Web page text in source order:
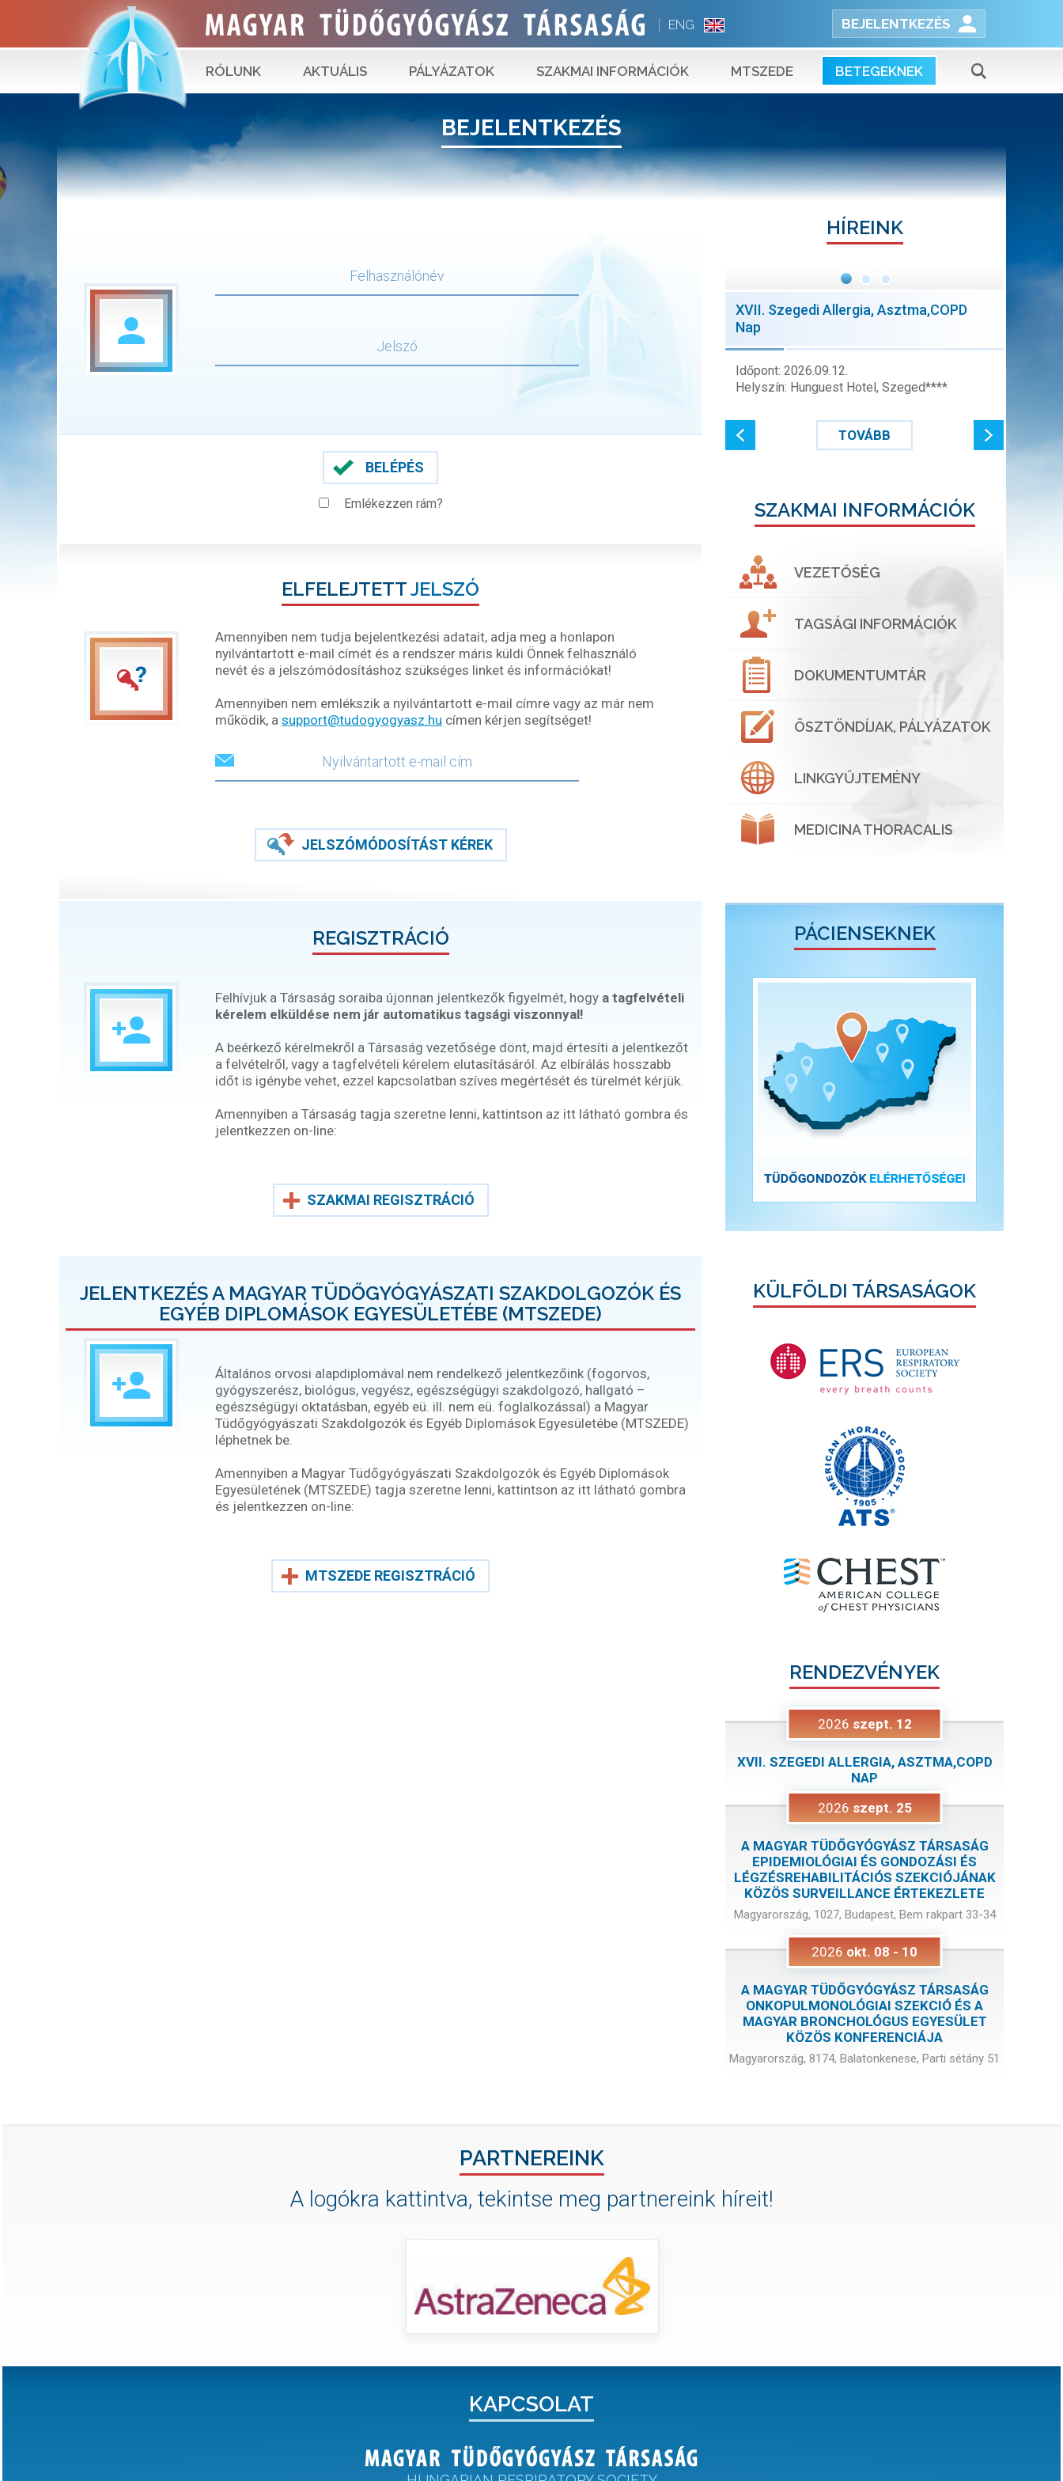
ENG BEJELENTKEZÉS
RÓLUNK AKTUÁLIS PÁLYÁZATOK SZAKMAI INFORMÁCIÓK MTSZEDE BETEGEKNEK
BEJELENTKEZÉS
BELÉPÉS
Emlékezzen rám?
ELFELEJTETTJELSZÓ
Amennyiben nem tudja bejelentkezési adatait, adja meg a honlapon
nyilvántartott e-mail címét és a rendszer máris küldi Önnek felhasználó
nevét és a jelszómódosításhoz szükséges linket és információkat!
Amennyiben nem emlékszik a nyilvántartott e-mail címre vagy az már nem
működik, a support@tudogyogyasz.hu címen kérjen segítséget!
JELSZÓMÓDOSÍTÁST KÉREK
REGISZTRÁCIÓ
Felhívjuk a Társaság soraiba újonnan jelentkezők figyelmét, hogy a tagfelvételi
kérelem elküldése nem jár automatikus tagsági viszonnyal!
A beérkező kérelmekről a Társaság vezetősége dönt, majd értesíti a jelentkezőt
a felvételről, vagy a tagfelvételi kérelem elutasításáról. Az elbírálás hosszabb
időt is igénybe vehet, ezzel kapcsolatban szíves megértését és türelmét kérjük.
Amennyiben a Társaság tagja szeretne lenni, kattintson az itt látható gombra és
jelentkezzen on-line:
SZAKMAI REGISZTRÁCIÓ
JELENTKEZÉS A MAGYAR TÜDŐGYÓGYÁSZATI SZAKDOLGOZÓK ÉS
EGYÉB DIPLOMÁSOK EGYESÜLETÉBE (MTSZEDE)
Általános orvosi alapdiplomával nem rendelkező jelentkezőink (fogorvos,
gyógyszerész, biológus, vegyész, egészségügyi szakdolgozó, hallgató –
egészségügyi oktatásban, egyéb eü. ill. nem eü. foglalkozással) a Magyar
Tüdőgyógyászati Szakdolgozók és Egyéb Diplomások Egyesületébe (MTSZEDE)
léphetnek be.
Amennyiben a Magyar Tüdőgyógyászati Szakdolgozók és Egyéb Diplomások
Egyesületének (MTSZEDE) tagja szeretne lenni, kattintson az itt látható gombra
és jelentkezzen on-line:
MTSZEDE REGISZTRÁCIÓ
HÍREINK
XVII. Szegedi Allergia, Asztma,COPD
Nap
Időpont: 2026.09.12.
Helyszín: Hunguest Hotel, Szeged****
TOVÁBB
SZAKMAI INFORMÁCIÓK
VEZETŐSÉG
TAGSÁGI INFORMÁCIÓK
DOKUMENTUMTÁR
ÖSZTÖNDÍJAK, PÁLYÁZATOK
LINKGYŰJTEMÉNY
MEDICINA THORACALIS
PÁCIENSEKNEK
KÜLFÖLDI TÁRSASÁGOK
RENDEZVÉNYEK
2026 szept. 12
XVII. SZEGEDI ALLERGIA, ASZTMA,COPD
NAP
2026 szept. 25
A MAGYAR TÜDŐGYÓGYÁSZ TÁRSASÁG
EPIDEMIOLÓGIAI ÉS GONDOZÁSI ÉS
LÉGZÉSREHABILITÁCIÓS SZEKCIÓJÁNAK
KÖZÖS SURVEILLANCE ÉRTEKEZLETE
Magyarország, 1027, Budapest, Bem rakpart 33-34
2026 okt. 08 - 10
A MAGYAR TÜDŐGYÓGYÁSZ TÁRSASÁG
ONKOPULMONOLÓGIAI SZEKCIÓ ÉS A
MAGYAR BRONCHOLÓGUS EGYESÜLET
KÖZÖS KONFERENCIÁJA
Magyarország, 8174, Balatonkenese, Parti sétány 51
PARTNEREINK
A logókra kattintva, tekintse meg partnereink híreit!
KAPCSOLAT